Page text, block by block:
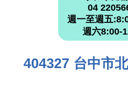
04
週一至週五
週六8:00-
404327 台中市